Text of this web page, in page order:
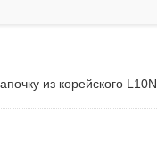
из корейского L10N